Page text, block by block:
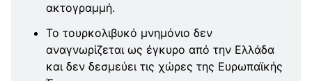
ακτογραμμή.
Το τουρκολιβυκό μνημόνιο δεν
αναγνωρίζεται ως έγκυρο από την Ελλάδα
και δεν δεσμεύει τις χώρες της Ευρωπαϊκής